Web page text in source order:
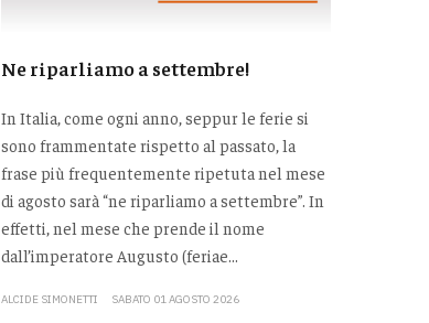
Ne riparliamo a settembre!
In Italia, come ogni anno, seppur le ferie si
sono frammentate rispetto al passato, la
frase più frequentemente ripetuta nel mese
di agosto sarà “ne riparliamo a settembre”. In
effetti, nel mese che prende il nome
dall’imperatore Augusto (feriae...
ALCIDE SIMONETTI SABATO 01 AGOSTO 2026